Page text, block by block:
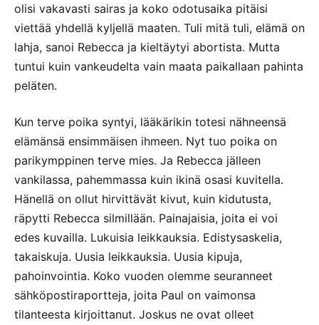
olisi vakavasti sairas ja koko odotusaika pitäisi
viettää yhdellä kyljellä maaten. Tuli mitä tuli, elämä on
lahja, sanoi Rebecca ja kieltäytyi abortista. Mutta
tuntui kuin vankeudelta vain maata paikallaan pahinta
peläten.
Kun terve poika syntyi, lääkärikin totesi nähneensä
elämänsä ensimmäisen ihmeen. Nyt tuo poika on
parikymppinen terve mies. Ja Rebecca jälleen
vankilassa, pahemmassa kuin ikinä osasi kuvitella.
Hänellä on ollut hirvittävät kivut, kuin kidutusta,
räpytti Rebecca silmillään. Painajaisia, joita ei voi
edes kuvailla. Lukuisia leikkauksia. Edistysaskelia,
takaiskuja. Uusia leikkauksia. Uusia kipuja,
pahoinvointia. Koko vuoden olemme seuranneet
sähköpostiraportteja, joita Paul on vaimonsa
tilanteesta kirjoittanut. Joskus ne ovat olleet